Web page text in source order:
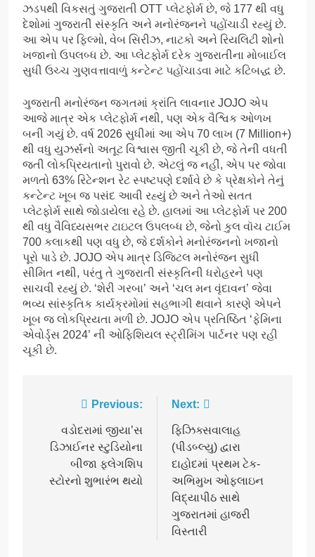
ઝડપથી વિકસતું ગુજરાતી OTT પ્લેટફોર્મ છે, જે 177 થી વધુ
દેશોમાં ગુજરાતી સંસ્કૃતિ અને મનોરંજનને પહોંચાડી રહ્યું છે.
આ એપ પર ફિલ્મો, વેબ સિરીઝ, નાટકો અને રિયલિટી શોનો
ખજાનો ઉપલબ્ધ છે. આ પ્લેટફોર્મ દરેક ગુજરાતીના મોબાઈલ
સુધી ઉચ્ચ ગુણવત્તાવાળું કન્ટેન્ટ પહોંચાડવા માટે કટિબદ્ધ છે.
ગુજરાતી મનોરંજન જગતમાં ક્રાંતિ લાવનાર JOJO એપ
આજે માત્ર એક પ્લેટફોર્મ નથી, પણ એક વૈશ્વિક ઓળખ
બની ગયું છે. વર્ષ 2026 સુધીમાં આ એપ 70 લાખ (7 Million+)
થી વધુ યુઝર્સનો અતૂટ વિશ્વાસ જીતી ચૂકી છે, જે તેની વધતી
જતી લોકપ્રિયતાનો પુરાવો છે. એટલું જ નહીં, એપ પર જોવા
મળતો 63% રિટેન્શન રેટ સ્પષ્ટપણે દર્શાવે છે કે પ્રેક્ષકોને તેનું
કન્ટેન્ટ ખૂબ જ પસંદ આવી રહ્યું છે અને તેઓ સતત
પ્લેટફોર્મ સાથે જોડાયેલા રહે છે. હાલમાં આ પ્લેટફોર્મ પર 200
થી વધુ વૈવિધ્યસભર ટાઇટલ ઉપલબ્ધ છે, જેનો કુલ વૉચ ટાઈમ
700 કલાકથી પણ વધુ છે, જે દર્શકોને મનોરંજનનો ખજાનો
પૂરો પાડે છે. JOJO એપ માત્ર ડિજિટલ મનોરંજન સુધી
સીમિત નથી, પરંતુ તે ગુજરાતી સંસ્કૃતિની ધરોહરને પણ
સાચવી રહ્યું છે. ‘શેરી ગરબા’ અને ‘ચલ મન વૃંદાવન’ જેવા
ભવ્ય સાંસ્કૃતિક કાર્યક્રમોમાં સહભાગી થવાને કારણે એપને
ખૂબ જ લોકપ્રિયતા મળી છે. JOJO એપ પ્રતિષ્ઠિત ‘ફેમિના
એવોર્ડ્સ 2024’ ની ઓફિશિયલ સ્ટ્રીમિંગ પાર્ટનર પણ રહી
ચૂકી છે.
navigation
Previous:
વડોદરામાં જીયા’સ
ડિઝાઈનર સ્ટુડિયોના
બીજા ફ્લેગશિપ
સ્ટોરનો શુભારંભ થયો
Next:
ફિઝિક્સવાલાહ
(પીડબ્લ્યુ) દ્વારા
દાહોદમાં પ્રથમ ટેક-
અભિમુખ ઓફલાઇન
વિદ્યાપીઠ સાથે
ગુજરાતમાં હાજરી
વિસ્તારી